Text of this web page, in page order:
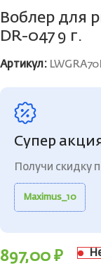
Воблер для
DR-047 9 г.
Артикул:
Супер
Получи скидку
Maximus_10
897,00 ₽